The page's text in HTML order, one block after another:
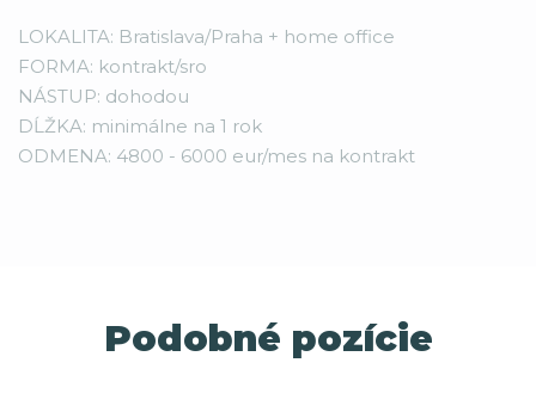
LOKALITA: Bratislava/Praha + home office
FORMA: kontrakt/sro
NÁSTUP: dohodou
DĹŽKA: minimálne na 1 rok
ODMENA: 4800 - 6000 eur/mes na kontrakt
Podobné pozície